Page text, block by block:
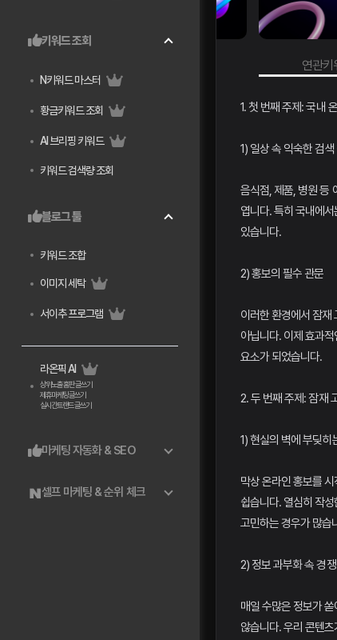
키워드 조회
N키워드 마스터
황금키워드 조회
AI 브리핑 키워드
키워드 검색량 조회
블로그 툴
키워드 조합
이미지 세탁
서이추 프로그램
라온픽 AI
상위노출 홈판 글쓰기
제휴마케팅 글쓰기
실시간트랜드 글쓰기
마케팅 자동화 & SEO
셀프 마케팅 & 순위 체크
연관키워드
1. 첫 번째 주제: 국내
1) 일상 속 익숙한 검
음식점, 제품, 병원 등
엽니다. 특히 국내에
있습니다.
2) 홍보의 필수 관문
이러한 환경에서 잠재
아닙니다. 이제 효과
요소가 되었습니다.
2. 두 번째 주제: 잠재
1) 현실의 벽에 부딪히
막상 온라인 홍보를
쉽습니다. 열심히 작
고민하는 경우가 많습
2) 정보 과부화 속 경쟁
매일 수많은 정보가
않습니다. 우리 콘텐